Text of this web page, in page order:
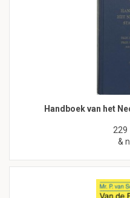
Handboek van het
229
&